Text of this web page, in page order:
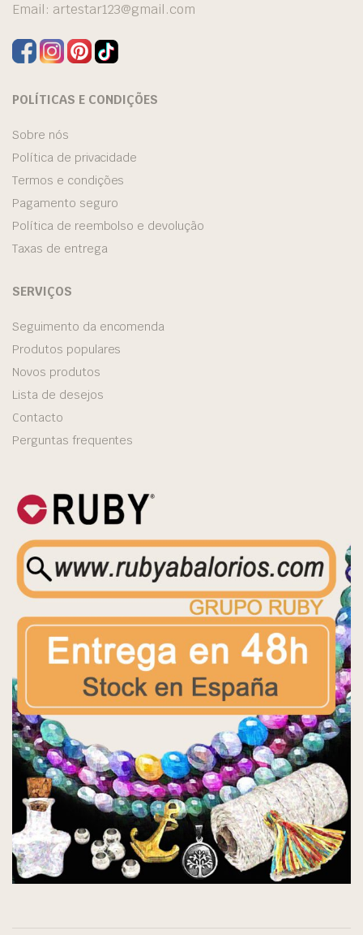
Email: artestar123@gmail.com
POLÍTICAS E CONDIÇÕES
Sobre nós
Política de privacidade
Termos e condições
Pagamento seguro
Política de reembolso e devolução
Taxas de entrega
SERVIÇOS
Seguimento da encomenda
Produtos populares
Novos produtos
Lista de desejos
Contacto
Perguntas frequentes